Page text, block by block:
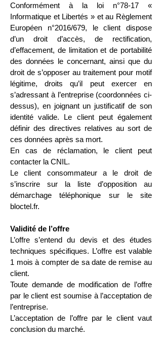
Conformément à la loi n°78-17 «
Informatique et Libertés » et au Règlement
Européen n°2016/679, le client dispose
d’un droit d’accès, de rectification,
d’effacement, de limitation et de portabilité
des données le concernant, ainsi que du
droit de s’opposer au traitement pour motif
légitime, droits qu’il peut exercer en
s’adressant à l’entreprise (coordonnées ci-
dessus), en joignant un justificatif de son
identité valide. Le client peut également
définir des directives relatives au sort de
ces données après sa mort.
En cas de réclamation, le client peut
contacter la CNIL.
Le client consommateur a le droit de
s’inscrire sur la liste d’opposition au
démarchage téléphonique sur le site
bloctel.fr.
Validité de l’offre
L’offre s’entend du devis et des études
techniques spécifiques. L’offre est valable
1 mois à compter de sa date de remise au
client.
Toute demande de modification de l’offre
par le client est soumise à l’acceptation de
l’entreprise.
L’acceptation de l’offre par le client vaut
conclusion du marché.